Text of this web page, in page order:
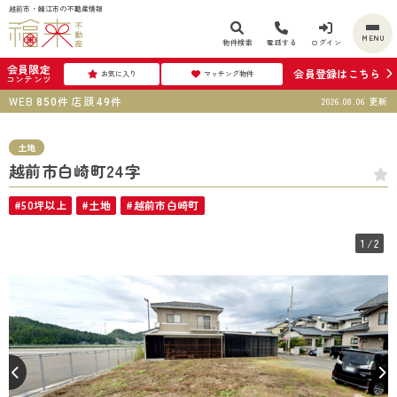
越前市・鯖江市の不動産情報
物件検索 電話する ログイン MENU
会員限定
コンテンツ お気に入り マッチング物件
会員登録はこちら
WEB 850件 店頭 49件 2026.08.06 更新
土地
越前市白崎町24字
#50坪以上 #土地 #越前市白崎町
1 /2